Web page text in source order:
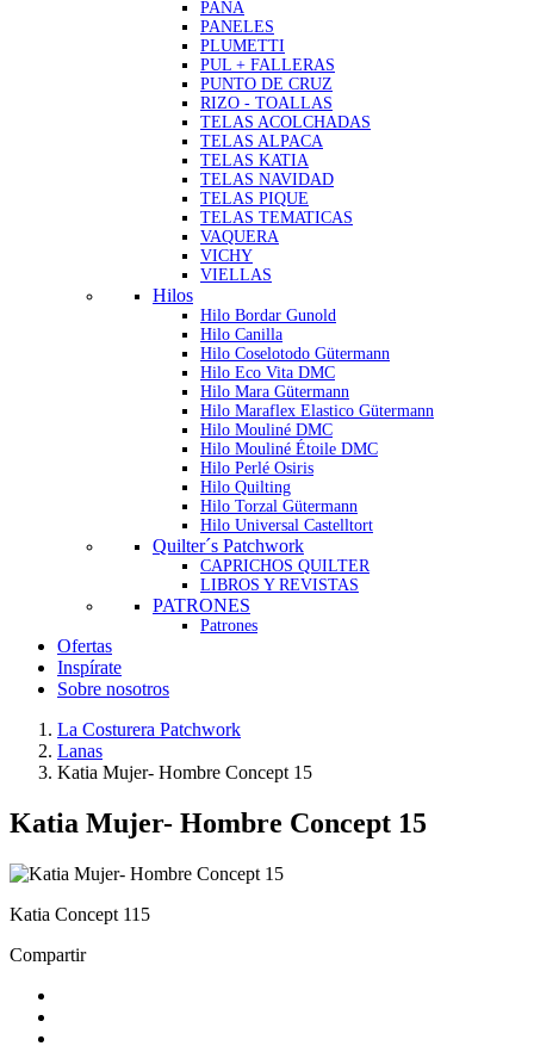
PANA
PANELES
PLUMETTI
PUL + FALLERAS
PUNTO DE CRUZ
RIZO - TOALLAS
TELAS ACOLCHADAS
TELAS ALPACA
TELAS KATIA
TELAS NAVIDAD
TELAS PIQUE
TELAS TEMATICAS
VAQUERA
VICHY
VIELLAS
Hilos
Hilo Bordar Gunold
Hilo Canilla
Hilo Coselotodo Gütermann
Hilo Eco Vita DMC
Hilo Mara Gütermann
Hilo Maraflex Elastico Gütermann
Hilo Mouliné DMC
Hilo Mouliné Étoile DMC
Hilo Perlé Osiris
Hilo Quilting
Hilo Torzal Gütermann
Hilo Universal Castelltort
Quilter´s Patchwork
CAPRICHOS QUILTER
LIBROS Y REVISTAS
PATRONES
Patrones
Ofertas
Inspírate
Sobre nosotros
La Costurera Patchwork
Lanas
Katia Mujer- Hombre Concept 15
Katia Mujer- Hombre Concept 15
Katia Concept 115
Compartir